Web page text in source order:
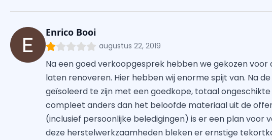
Enrico Booi
augustus 22, 2019
Na een goed verkoopgesprek hebben we gekozen
laten renoveren. Hier hebben wij enorme spijt van. Na
geïsoleerd te zijn met een goedkope, totaal
compleet anders dan het beloofde materiaal uit de
(inclusief persoonlijke beledigingen) is er een plan voor
deze herstelwerkzaamheden bleken er ernstige